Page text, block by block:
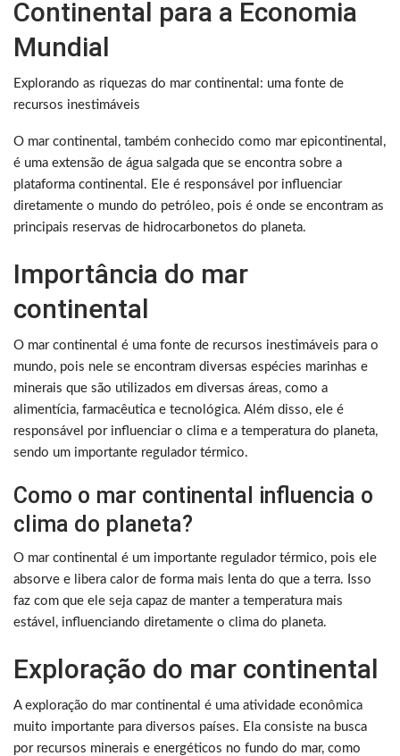
Continental para a Economia
Mundial
Explorando as riquezas do mar continental: uma fonte de
recursos inestimáveis
O mar continental, também conhecido como mar epicontinental,
é uma extensão de água salgada que se encontra sobre a
plataforma continental. Ele é responsável por influenciar
diretamente o mundo do petróleo, pois é onde se encontram as
principais reservas de hidrocarbonetos do planeta.
Importância do mar
continental
O mar continental é uma fonte de recursos inestimáveis para o
mundo, pois nele se encontram diversas espécies marinhas e
minerais que são utilizados em diversas áreas, como a
alimentícia, farmacêutica e tecnológica. Além disso, ele é
responsável por influenciar o clima e a temperatura do planeta,
sendo um importante regulador térmico.
Como o mar continental influencia o
clima do planeta?
O mar continental é um importante regulador térmico, pois ele
absorve e libera calor de forma mais lenta do que a terra. Isso
faz com que ele seja capaz de manter a temperatura mais
estável, influenciando diretamente o clima do planeta.
Exploração do mar continental
A exploração do mar continental é uma atividade econômica
muito importante para diversos países. Ela consiste na busca
por recursos minerais e energéticos no fundo do mar, como